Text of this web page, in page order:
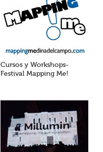
Cursos y Workshops-
Festival Mapping Me!